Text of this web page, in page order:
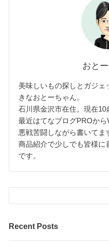
おと
美味しいもの探しとガジ
きなおとーちゃん。
石川県金沢市在住。現在10
最近はてなブログPROか
悪戦苦闘しながら書いてま
商品紹介で少しでも皆様に
です。
Recent Posts